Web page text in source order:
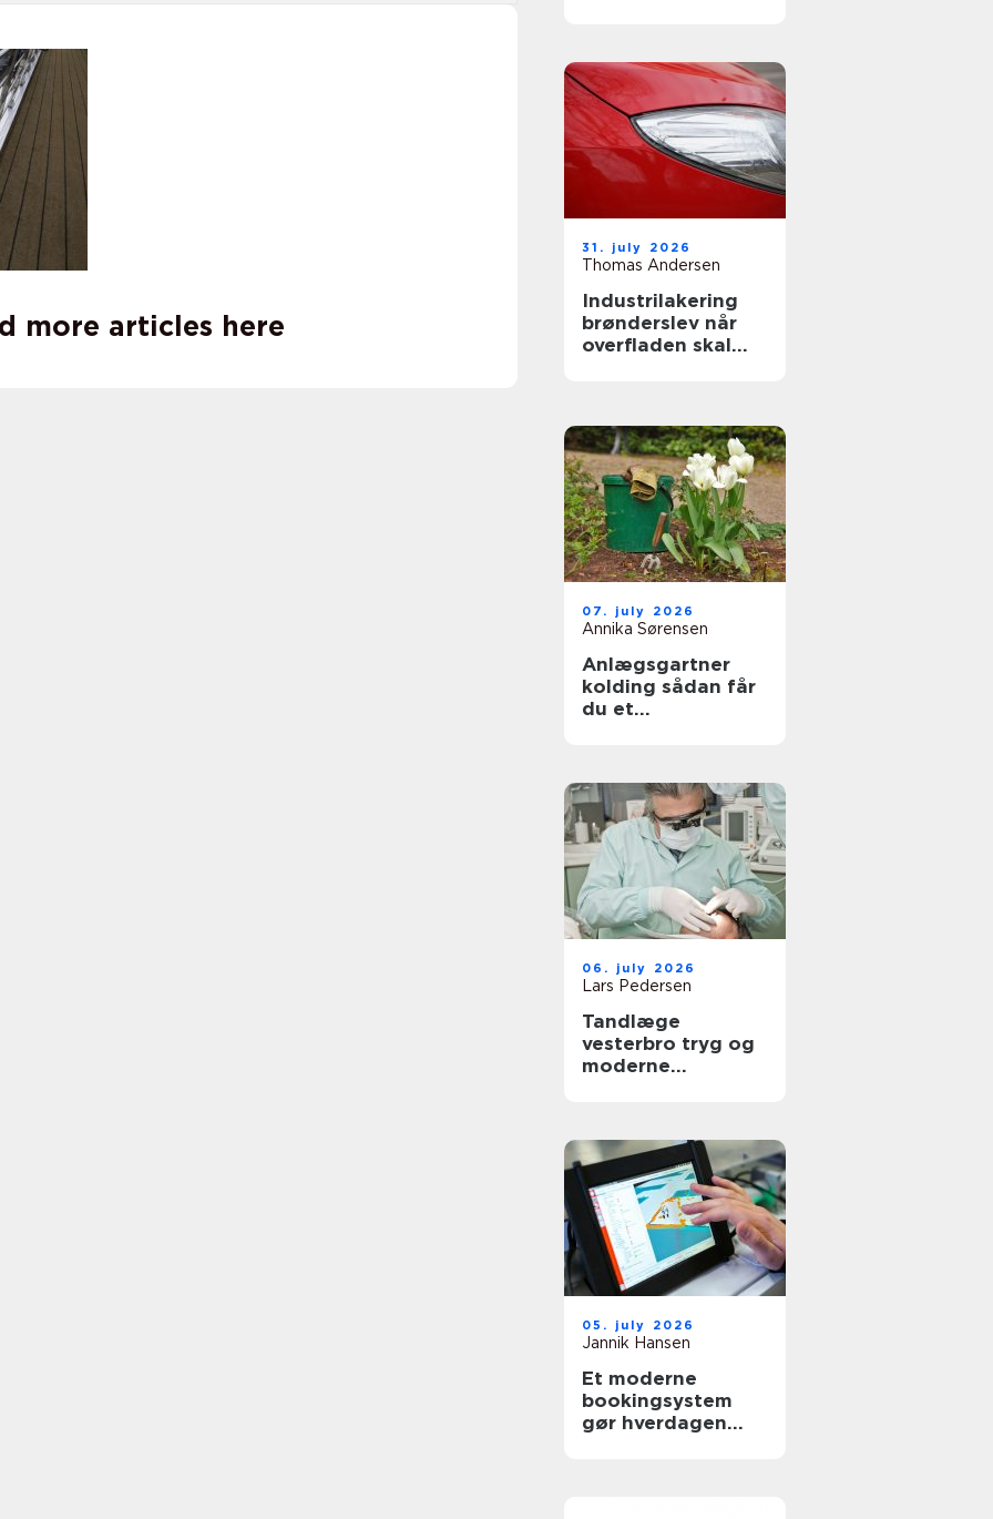
more articles here
31. july 2026
Thomas Andersen
Industrilakering
brønderslev når
overfladen skal
07. july 2026
Annika Sørensen
Anlægsgartner
kolding sådan får
du et
06. july 2026
Lars Pedersen
Tandlæge
vesterbro tryg og
moderne
05. july 2026
Jannik Hansen
Et moderne
bookingsystem
gør hverdagen